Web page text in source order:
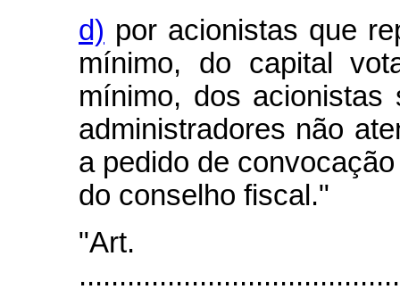
d) por acionistas que
mínimo, do capital
mínimo, dos
administradores não
a pedido de
do conselho fiscal."